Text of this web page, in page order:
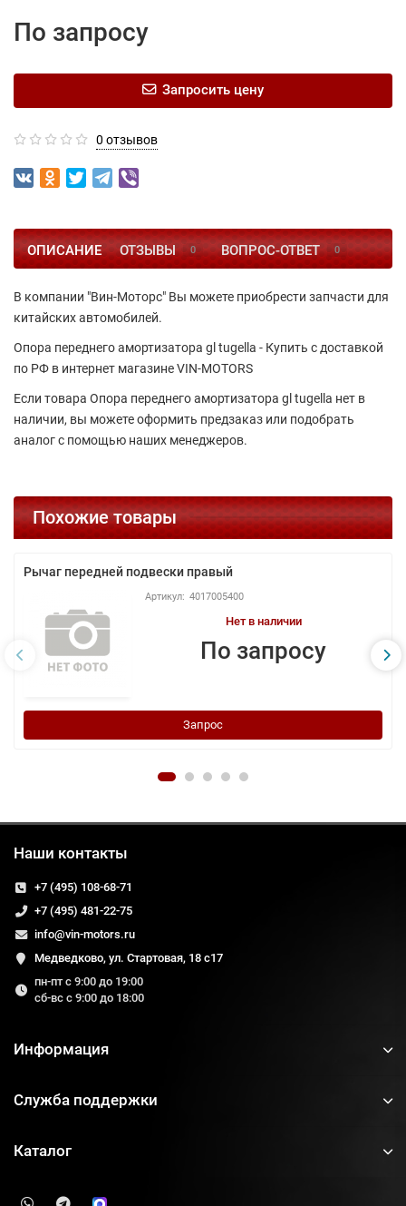
По запросу
Запросить цену
0 отзывов
ОПИСАНИЕ ОТЗЫВЫ 0 ВОПРОС-ОТВЕТ 0
В компании "Вин-Моторс" Вы можете приобрести запчасти для
китайских автомобилей.
Опора переднего амортизатора gl tugella - Купить с доставкой
по РФ в интернет магазине VIN-MOTORS
Если товара Опора переднего амортизатора gl tugella нет в
наличии, вы можете оформить предзаказ или подобрать
аналог с помощью наших менеджеров.
Похожие товары
Рычаг передней подвески правый
4017005400
Нет в наличии
По запросу
Запрос
Наши контакты
+7 (495) 108-68-71
+7 (495) 481-22-75
info@vin-motors.ru
Медведково, ул. Стартовая, 18 с17
пн-пт с 9:00 до 19:00
сб-вс с 9:00 до 18:00
Информация
Служба поддержки
Каталог